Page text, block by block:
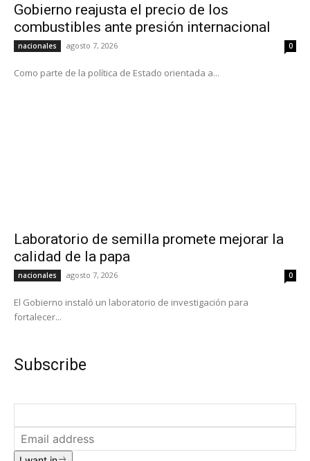
Gobierno reajusta el precio de los
combustibles ante presión internacional
nacionales agosto 7, 2026 0
Como parte de la política de Estado orientada a...
Laboratorio de semilla promete mejorar la
calidad de la papa
nacionales agosto 7, 2026 0
El Gobierno instaló un laboratorio de investigación para
fortalecer...
Subscribe